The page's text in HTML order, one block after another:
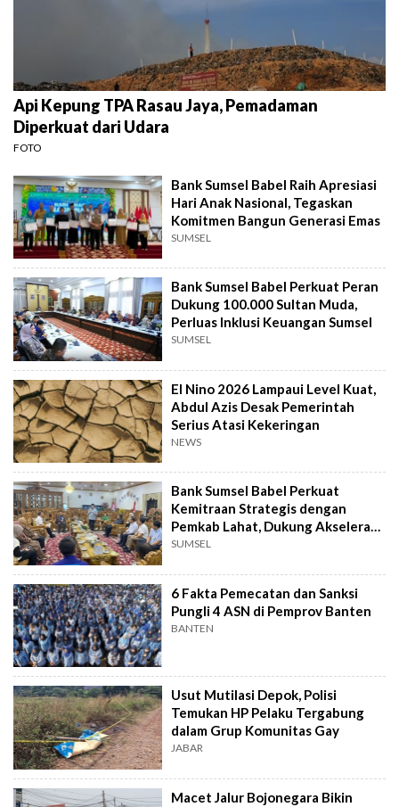
Api Kepung TPA Rasau Jaya, Pemadaman
Diperkuat dari Udara
FOTO
Bank Sumsel Babel Raih Apresiasi
Hari Anak Nasional, Tegaskan
Komitmen Bangun Generasi Emas
SUMSEL
Bank Sumsel Babel Perkuat Peran
Dukung 100.000 Sultan Muda,
Perluas Inklusi Keuangan Sumsel
SUMSEL
El Nino 2026 Lampaui Level Kuat,
Abdul Azis Desak Pemerintah
Serius Atasi Kekeringan
NEWS
Bank Sumsel Babel Perkuat
Kemitraan Strategis dengan
Pemkab Lahat, Dukung Akselerasi
Ekonomi Daerah
SUMSEL
6 Fakta Pemecatan dan Sanksi
Pungli 4 ASN di Pemprov Banten
BANTEN
Usut Mutilasi Depok, Polisi
Temukan HP Pelaku Tergabung
dalam Grup Komunitas Gay
JABAR
Macet Jalur Bojonegara Bikin